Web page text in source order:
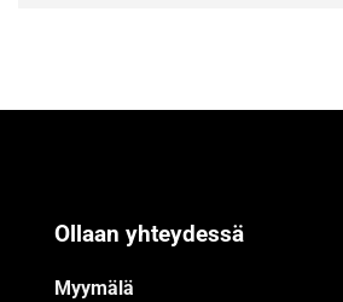
Ollaan yhteydessä
Myymälä